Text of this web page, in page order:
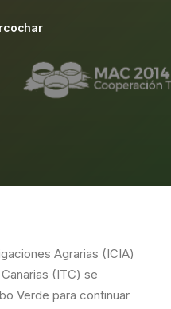
Agrarias (ICIA)
(ITC) se
Verde para continuar